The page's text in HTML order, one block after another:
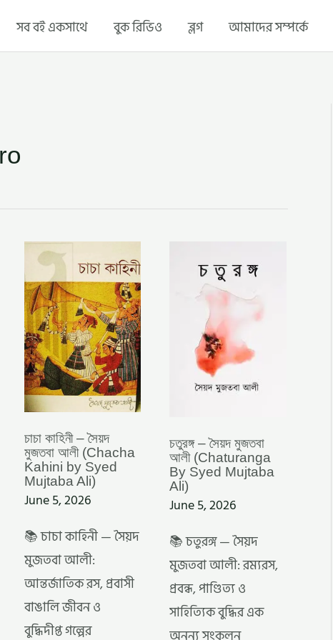
সব বই একসাথে বুক রিভিও ব্লগ আমাদের সম্পর্কে
চাচা কাহিনী – সৈয়দ
মুজতবা আলী (Chacha
Kahini by Syed
Mujtaba Ali)
June 5, 2026
📚 চাচা কাহিনী — সৈয়দ
মুজতবা আলী:
আন্তর্জাতিক রস, প্রবাসী
বাঙালি জীবন ও
বুদ্ধিদীপ্ত গল্পের
চাচা
কাহিনী
–
সৈয়দ
মুজতবা
আলী
(CHACHA
KAHINI
BY
SYED
MUJTABA
ALI)
চতুরঙ্গ – সৈয়দ মুজতবা
আলী (Chaturanga
By Syed Mujtaba
Ali)
June 5, 2026
📚 চতুরঙ্গ — সৈয়দ
মুজতবা আলী: রম্যরস,
প্রবন্ধ, পাণ্ডিত্য ও
সাহিত্যিক বুদ্ধির এক
সৈয়দ
মুজতবা
আলী
(CHATURANGA
SYED
MUJTABA
ALI)